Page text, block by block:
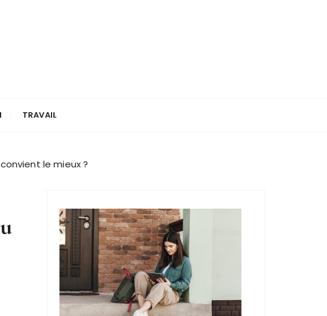
TRAVAIL
le mieux ?